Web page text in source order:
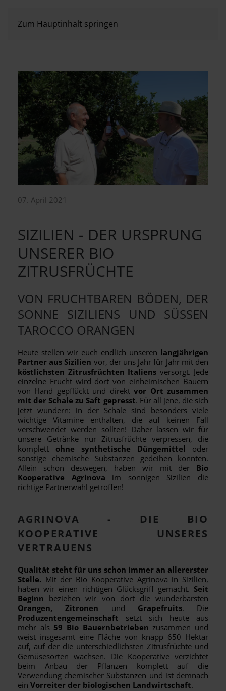
Zum Hauptinhalt springen
07. April 2021
SIZILIEN - DER URSPRUNG
UNSERER BIO
ZITRUSFRÜCHTE
VON FRUCHTBAREN BÖDEN, DER
SONNE SIZILIENS UND SÜSSEN T
AROCCO ORANGEN
Heute stellen wir euch endlich unseren langjährigen
Partner aus Sizilien vor, der uns Jahr für Jahr mit den
köstlichsten Zitrusfrüchten Italiens versorgt. Jede
einzelne Frucht wird dort von einheimischen Bauern
von Hand gepflückt und direktvor Ort zusammen
mit der Schale zu Saft gepresst. Für all jene, die sich
jetzt wundern: in der Schale sind besonders viele
wichtige Vitamine enthalten, die auf keinen Fall
verschwendet werden sollten! Daher lassen wir für
unsere Getränke nur Zitrusfrüchte verpressen, die
komplett ohne synthetische Düngemittel oder
sonstige chemische Substanzen gedeihen konnten.
Allein schon deswegen, haben wir mit der Bio
Kooperative Agrinova im sonnigen Sizilien die
richtige Partnerwahl getroffen!
AGRINOVA - DIE BIO
KOOPERATIVE UNSERES
VERTRAUENS
Qualität steht für uns schon immer an allererster
Stelle. Mit der Bio Kooperative Agrinova in Sizilien,
haben wir einen richtigen Glücksgriff gemacht. Seit
Beginn beziehen wir von dort die wunderbarsten
Orangen, Zitronen und Grapefruits. Die
Produzentengemeinschaft setzt sich heute aus
mehr als 59 Bio Bauernbetrieben zusammen und
weist insgesamt eine Fläche von knapp 650 Hektar
auf, auf der die unterschiedlichsten Zitrusfrüchte und
Gemüsesorten wachsen. Die Kooperative verzichtet
beim Anbau der Pflanzen komplett auf die
Verwendung chemischer Substanzen und ist demnach
ein Vorreiter der biologischen Landwirtschaft.